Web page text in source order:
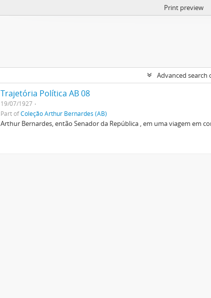
Print preview
Advanced search
Trajetória Política AB 08
19/07/1927
Part ofColeção Arthur Bernardes (AB)
Arthur Bernardes, então Senador da República , em uma viagem em